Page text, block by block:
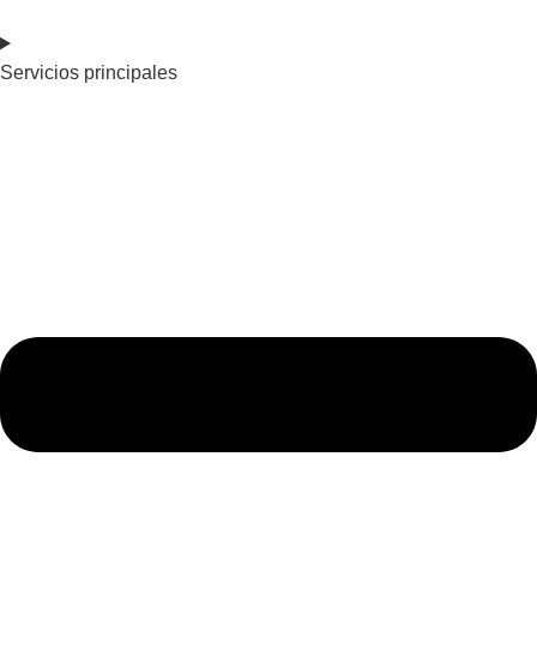
Servicios principales